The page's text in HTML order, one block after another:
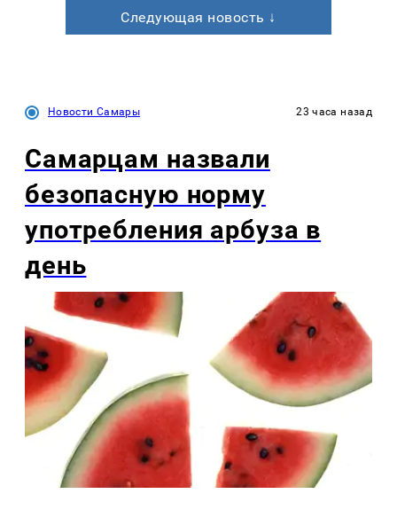
Следующая новость ↓
Новости Самары 23 часа назад
Самарцам назвали
безопасную норму
употребления арбуза в
день